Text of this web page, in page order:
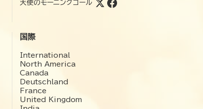
天使のモーニングコール
国際
International
North America
Canada
Deutschland
France
United Kingdom